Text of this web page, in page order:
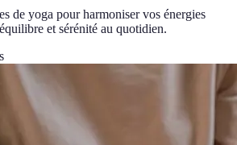
de yoga pour harmoniser vos énergies
et sérénité au quotidien.